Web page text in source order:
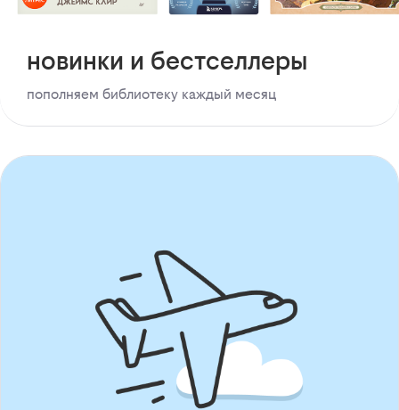
новинки и бестселлеры
пополняем библиотеку каждый месяц